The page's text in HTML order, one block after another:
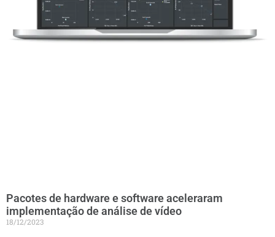
Pacotes de hardware e software aceleraram
implementação de análise de vídeo
18/12/2023